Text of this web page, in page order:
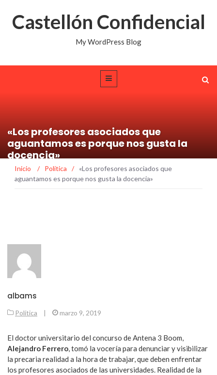
Castellón Confidencial
My WordPress Blog
«Los profesores asociados que
aguantamos es porque nos gusta la
docencia»
Inicio / Política /
«Los profesores asociados que
aguantamos es porque nos gusta la docencia»
albams
Política | marzo 9, 2019
El doctor universitario del concurso de Antena 3 Boom,
Alejandro Ferrero , tomó la vocería para denunciar y visibilizar
la precaria realidad a la hora de trabajar, que deben enfrentar
los profesores asociados de las universidades. Realidad de la